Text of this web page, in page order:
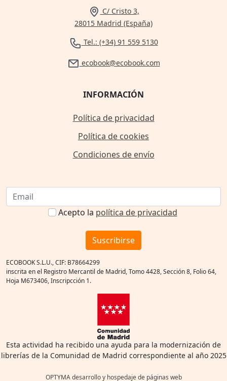
C/ Cristo 3,
28015 Madrid (España)
Tel.: (+34) 91 559 5130
ecobook@ecobook.com
INFORMACIÓN
Política de privacidad
Política de cookies
Condiciones de envío
Acepto la política de privacidad
Suscribirse
ECOBOOK S.L.U., CIF: B78664299
inscrita en el Registro Mercantil de Madrid, Tomo 4428, Sección 8, Folio 64,
Hoja M673406, Inscripcción 1.
Esta actividad ha recibido una ayuda para la modernización de
librerías de la Comunidad de Madrid correspondiente al año 2025
OPTYMA desarrollo y hospedaje de páginas web